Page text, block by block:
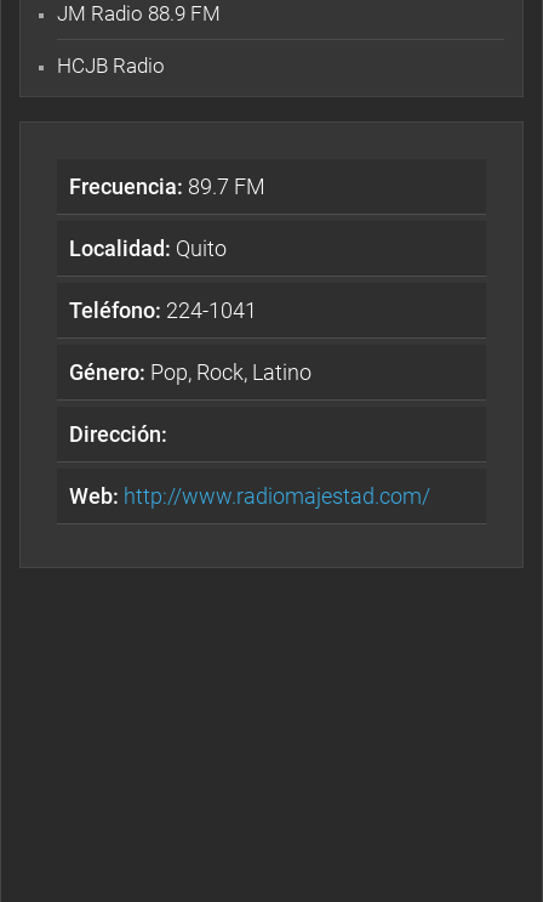
Frecuencia: 89.7 FM
Localidad: Quito
Teléfono: 224-1041
Género: Pop, Rock, Latino
Dirección:
Web: http://www.radiomajestad.com/
JM Radio 88.9 FM
HCJB Radio